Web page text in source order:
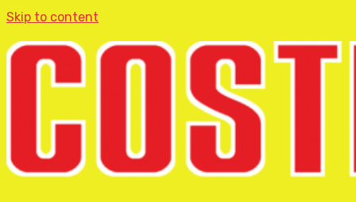
Skip to content